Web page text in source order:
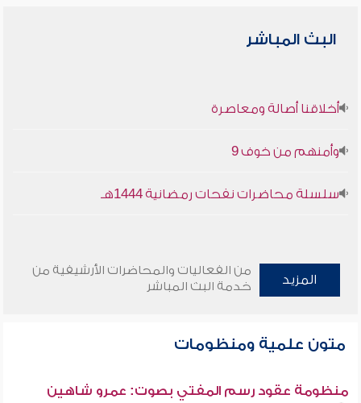
البث المباشر
أخلاقنا أصالة ومعاصرة
وأمنهم من خوف 9
سلسلة محاضرات نفحات رمضانية 1444هـ
المزيد
من الفعاليات والمحاضرات الأرشيفية من
خدمة البث المباشر
متون علمية ومنظومات
منظومة عقود رسم المفتي بصوت: عمرو شاهين